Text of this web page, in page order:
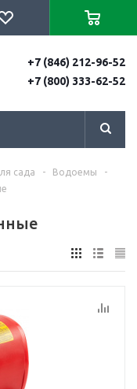
+7 (846) 212-96-52
+7 (800) 333-62-52
сада - Водоемы
-